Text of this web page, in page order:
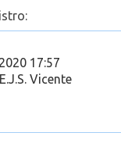
E agora?
na plataforma
adicionado a
alunos que
17:57
Vicente